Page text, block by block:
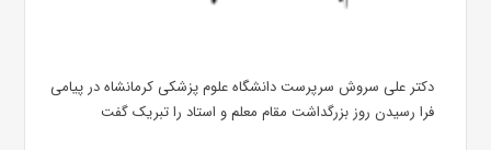
دکتر علی سروش سرپرست دانشگاه علوم پزشکی کرمانشاه در پیامی
فرا رسیدن روز بزرگداشت مقام معلم و استاد را تبریک گفت